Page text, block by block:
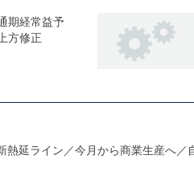
期経常益予
方修正
延ライン／今月から商業生産へ／